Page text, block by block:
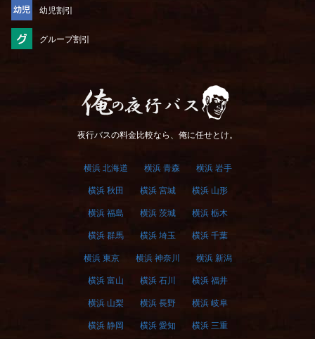
幼児割引
グループ割引
俺の夜行バス
夜行バスの料金比較なら、俺に任せとけ。
横浜 北海道 横浜 青森 横浜 岩手
横浜 秋田 横浜 宮城 横浜 山形
横浜 福島 横浜 茨城 横浜 栃木
横浜 群馬 横浜 埼玉 横浜 千葉
横浜 東京 横浜 神奈川 横浜 新潟
横浜 富山 横浜 石川 横浜 福井
横浜 山梨 横浜 長野 横浜 岐阜
横浜 静岡 横浜 愛知 横浜 三重